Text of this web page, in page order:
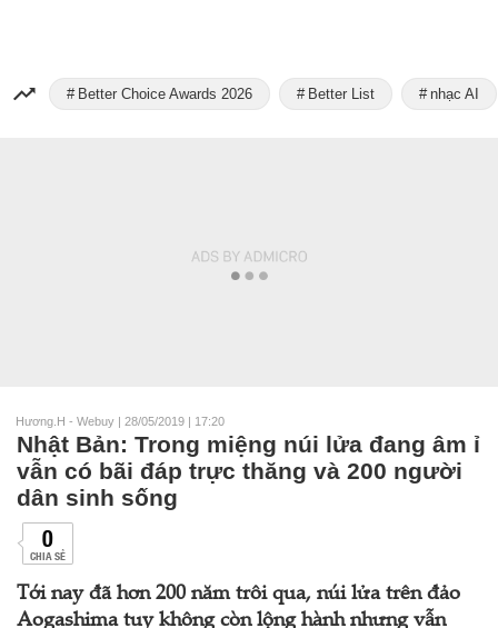
Better Choice Awards 2026 Better List nhạc AI
Hương.H - Webuy | 28/05/2019 | 17:20
Nhật Bản: Trong miệng núi lửa đang âm ỉ
vẫn có bãi đáp trực thăng và 200 người
dân sinh sống
0
CHIA SẺ
Tới nay đã hơn 200 năm trôi qua, núi lửa trên đảo
Aogashima tuy không còn lộng hành nhưng vẫn